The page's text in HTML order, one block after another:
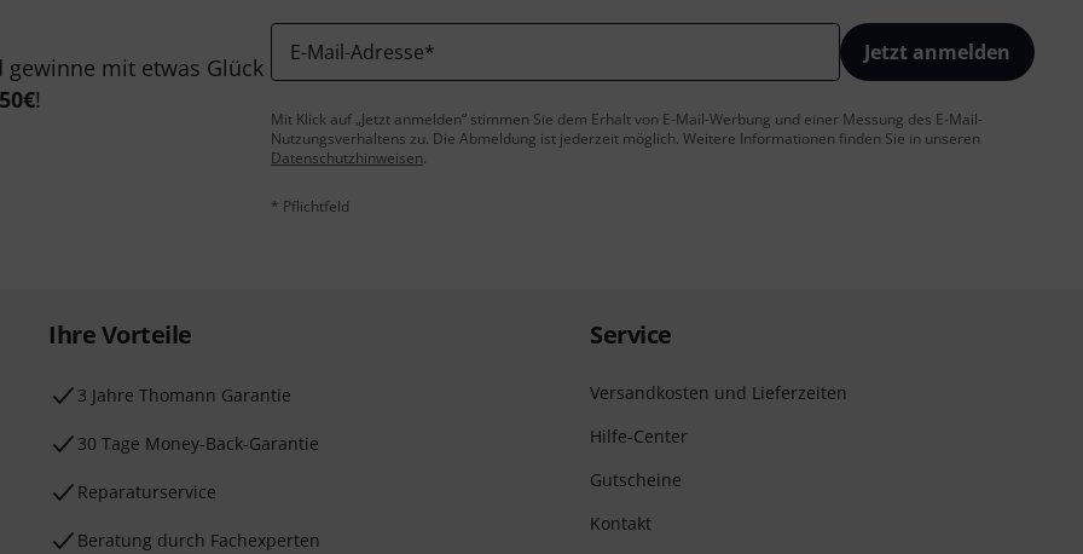
mit etwas Glück
50€!
E-Mail-Adresse* Jetzt anmelden
Mit Klick auf „Jetzt anmelden“ stimmen Sie dem Erhalt von E-Mail-Werbung und einer Messung des E-Mail-
Nutzungsverhaltens zu. Die Abmeldung ist jederzeit möglich. Weitere Informationen finden Sie in unseren
Datenschutzhinweisen.
* Pflichtfeld
Ihre Vorteile
3 Jahre Thomann Garantie
30 Tage Money-Back-Garantie
Reparaturservice
Beratung durch Fachexperten
Service
Versandkosten und Lieferzeiten
Hilfe-Center
Gutscheine
Kontakt